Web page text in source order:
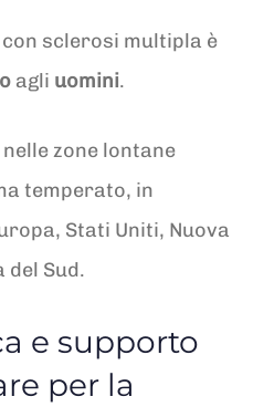
con sclerosi multipla è
agli uomini.
zone lontane
temperato, in
Stati Uniti, Nuova
del Sud.
e supporto
per la